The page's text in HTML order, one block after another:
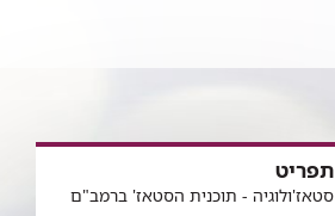
תפריט
סטאז'ולוגיה - תוכנית הסטאז' ברמב"ם